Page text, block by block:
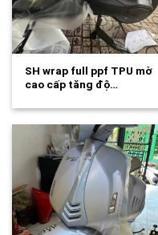
SH wrap full ppf TPU mờ
cao cấp tăng độ…